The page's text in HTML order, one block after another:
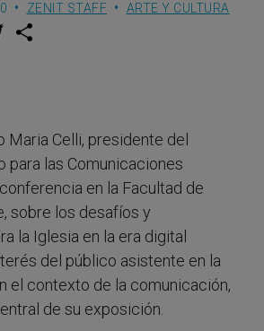
ZENIT STAFF ARTE Y CULTURA
w
Maria Celli, presidente del
para las Comunicaciones
en la Facultad de
sobre los desafíos y
la Iglesia en la era digital
del público asistente en la
el contexto de la comunicación,
de su exposición.